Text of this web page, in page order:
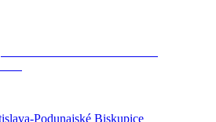
Podunajské Biskupice